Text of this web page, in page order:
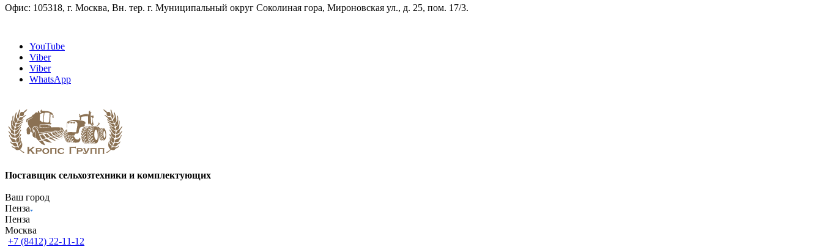
Офис: 105318, г. Москва, Вн. тер. г. Муниципальный округ Соколиная гора, Мироновская ул., д. 25, пом. 17/3.
YouTube
Viber
Viber
WhatsApp
Поставщик сельхозтехники и комплектующих
Ваш город
Пенза
Пенза
Москва
+7 (8412) 22-11-12